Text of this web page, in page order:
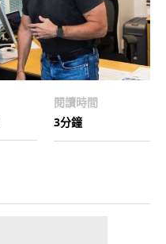
閱讀時間
3分鐘